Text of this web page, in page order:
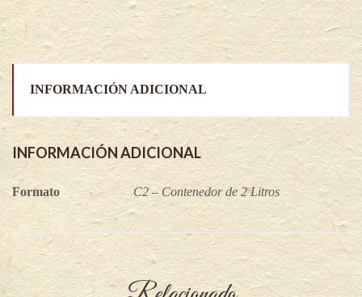
INFORMACIÓN ADICIONAL
INFORMACIÓN ADICIONAL
Formato C2 – Contenedor de 2 Litros